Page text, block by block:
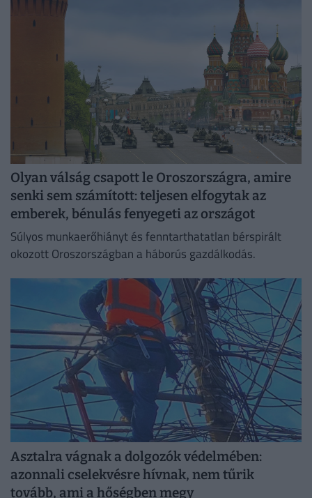
irodaházban, ahol a hűtés központilag működik.
Olyan válság csapott le Oroszországra, amire
senki sem számított: teljesen elfogytak az
emberek, bénulás fenyegeti az országot
Súlyos munkaerőhiányt és fenntarthatatlan bérspirált
okozott Oroszországban a háborús gazdálkodás.
Asztalra vágnak a dolgozók védelmében:
azonnali cselekvésre hívnak, nem tűrik
tovább, ami a hőségben megy